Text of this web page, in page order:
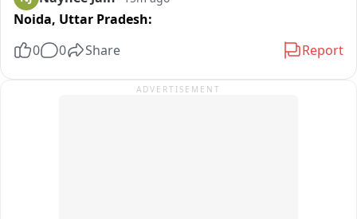
तहत प्राथमिकी दर्ज कर आगे की कार्रवाई की जा रही है।
Noida, Uttar Pradesh:
0
0 Share Report
ADVERTISEMENT